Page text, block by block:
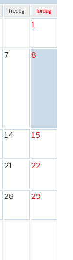
fredag lørdag
1
7 8
14 15
21 22
28 29